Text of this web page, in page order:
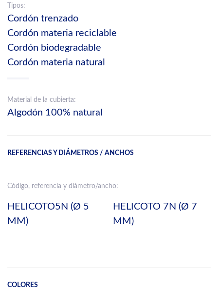
Tipos:
Cordón trenzado
Cordón materia reciclable
Cordón biodegradable
Cordón materia natural
Material de la cubierta:
Algodón 100% natural
REFERENCIAS Y DIÁMETROS / ANCHOS
Código, referencia y diámetro/ancho:
HELICOTO5N (Ø 5
MM)
HELICOTO 7N (Ø 7
MM)
COLORES